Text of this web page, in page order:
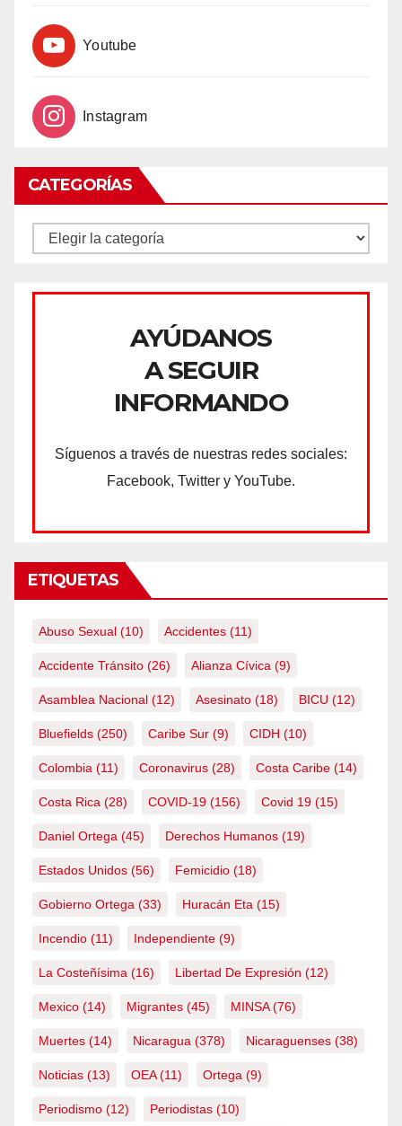
Youtube
Instagram
CATEGORÍAS
CATEGORÍAS
AYÚDANOS
A SEGUIR
INFORMANDO
Síguenos a través de nuestras redes sociales:
Facebook, Twitter y YouTube.
ETIQUETAS
Abuso Sexual (10) Accidentes (11)
Accidente Tránsito (26) Alianza Cívica (9)
Asamblea Nacional (12) Asesinato (18) BICU (12)
Bluefields (250) Caribe Sur (9) CIDH (10)
Colombia (11) Coronavirus (28) Costa Caribe (14)
Costa Rica (28) COVID-19 (156) Covid 19 (15)
Daniel Ortega (45) Derechos Humanos (19)
Estados Unidos (56) Femicidio (18)
Gobierno Ortega (33) Huracán Eta (15)
Incendio (11) Independiente (9)
La Costeñísima (16) Libertad De Expresión (12)
Mexico (14) Migrantes (45) MINSA(76)
Muertes (14) Nicaragua (378) Nicaraguenses (38)
Noticias (13) OEA(11) Ortega (9)
Periodismo (12) Periodistas (10)